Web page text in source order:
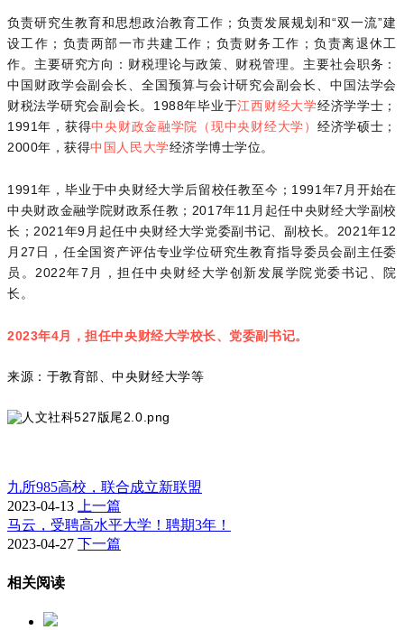
负责研究生教育和思想政治教育工作；负责发展规划和“双一流”建
设工作；负责两部一市共建工作；负责财务工作；负责离退休工
作。主要研究方向：财税理论与政策、财税管理。主要社会职务：
中国财政学会副会长、全国预算与会计研究会副会长、中国法学会
财税法学研究会副会长。1988年毕业于江西财经大学经济学学士；
1991年，获得中央财政金融学院（现中央财经大学） 经济学硕士；
2000年，获得中国人民大学经济学博士学位。
1991年，毕业于中央财经大学后留校任教至今；1991年7月开始在
中央财政金融学院财政系任教；2017年11月起任中央财经大学副校
长；2021年9月起任中央财经大学党委副书记、副校长。2021年12
月27日，任全国资产评估专业学位研究生教育指导委员会副主任委
员。2022年7月，担任中央财经大学创新发展学院党委书记、院
长。
2023年4月，担任中央财经大学校长、党委副书记。
来源：于教育部、中央财经大学等
九所985高校，联合成立新联盟
2023-04-13 上一篇
马云，受聘高水平大学！聘期3年！
2023-04-27 下一篇
相关阅读